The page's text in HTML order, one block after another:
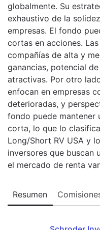
globalmente. Su
exhaustivo de la
empresas. El fondo
cortas en acciones.
compañías de alta y
ganancias, potencial
atractivas. Por otro
enfocan en empresas
deterioradas, y
fondo puede mantener
corta, lo que lo
Long/Short RV USA y
inversores que buscan
el mercado de renta
Resumen